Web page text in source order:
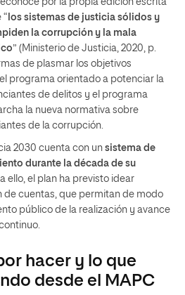
“ los sistemas de justicia sólidos y
la corrupción y la mala
” (Ministerio de Justicia, 2020, p.
de plasmar los objetivos
programa orientado a potenciar la
de delitos y el programa
la nueva normativa sobre
de la corrupción.
2030 cuenta con un sistema de
durante la década de su
a ello, el plan ha previsto idear
de cuentas, que permitan de modo
público de la realización y avance
hacer y lo que
desde el MAPC